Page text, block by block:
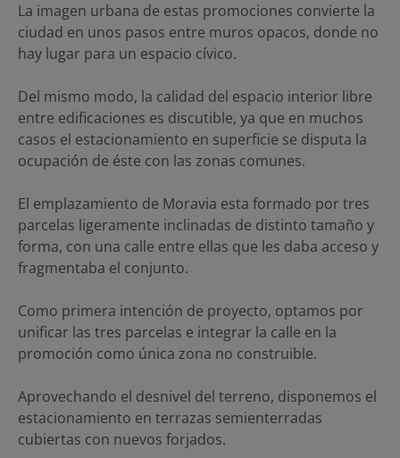
La imagen urbana de estas promociones convierte la
ciudad en unos pasos entre muros opacos, donde no
hay lugar para un espacio cívico.
Del mismo modo, la calidad del espacio interior libre
entre edificaciones es discutible, ya que en muchos
casos el estacionamiento en superficie se disputa la
ocupación de éste con las zonas comunes.
El emplazamiento de Moravia esta formado por tres
parcelas ligeramente inclinadas de distinto tamaño y
forma, con una calle entre ellas que les daba acceso y
fragmentaba el conjunto.
Como primera intención de proyecto, optamos por
unificar las tres parcelas e integrar la calle en la
promoción como única zona no construible.
Aprovechando el desnivel del terreno, disponemos el
estacionamiento en terrazas semienterradas
cubiertas con nuevos forjados.